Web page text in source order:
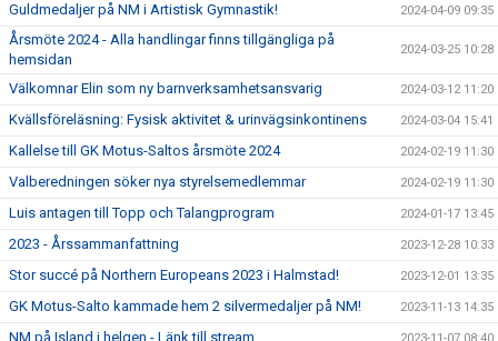
Guldmedaljer på NM i Artistisk Gymnastik! 2024-04-09 09:35
Årsmöte 2024 - Alla handlingar finns tillgängliga på
hemsidan
2024-03-25 10:28
Välkomnar Elin som ny barnverksamhetsansvarig 2024-03-12 11:20
Kvällsföreläsning: Fysisk aktivitet & urinvägsinkontinens 2024-03-04 15:41
Kallelse till GK Motus-Saltos årsmöte 2024 2024-02-19 11:30
Valberedningen söker nya styrelsemedlemmar 2024-02-19 11:30
Luis antagen till Topp och Talangprogram 2024-01-17 13:45
2023 - Årssammanfattning 2023-12-28 10:33
Stor succé på Northern Europeans 2023 i Halmstad! 2023-12-01 13:35
GK Motus-Salto kammade hem 2 silvermedaljer på NM! 2023-11-13 14:35
NM på Island i helgen - Länk till stream